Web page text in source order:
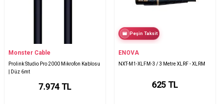
Monster Cable
Prolink Studio Pro 2000 Mikrofon Kablosu
| Düz 6mt
7.974 TL
Peşin Taksit
ENOVA
NXT-M1-XLFM-3 / 3 Metre XLRF - XLRM
625 TL